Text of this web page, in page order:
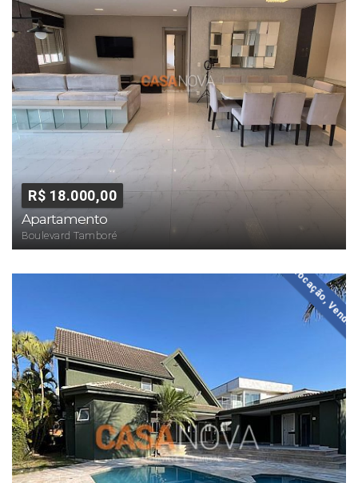
R$ 18.000,00
Apartamento
Boulevard Tamboré
Locação, Venda